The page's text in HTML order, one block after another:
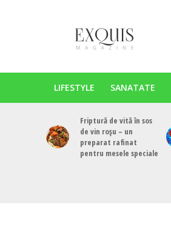
LIFESTYLE SANATATE
Friptură de vită în sos
de vin roșu – un
preparat rafinat
pentru mesele speciale